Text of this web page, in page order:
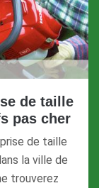
de taille
pas cher
de taille
la ville de
trouverez